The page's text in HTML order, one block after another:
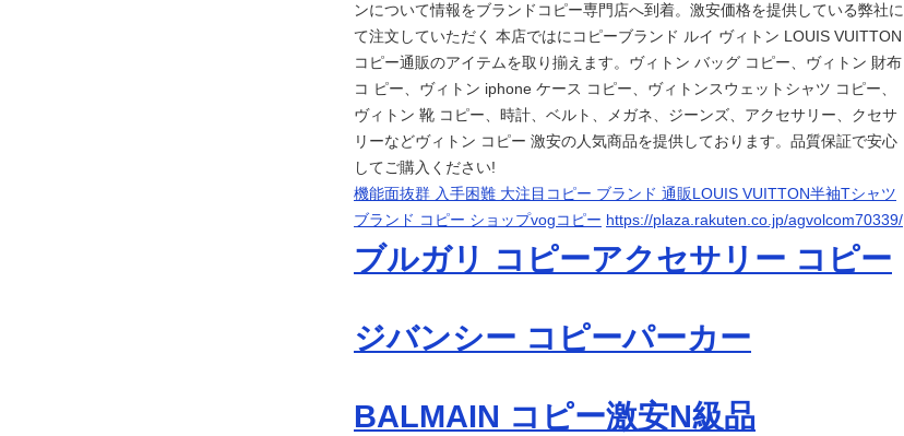
ンについて情報をブランドコピー専門店へ到着。激安価格を提供している弊社に
て注文していただく 本店ではにコピーブランド ルイ ヴィトン LOUIS VUITTON
コピー通販のアイテムを取り揃えます。ヴィトン バッグ コピー、ヴィトン 財布
コ ピー、ヴィトン iphone ケース コピー、ヴィトンスウェットシャツ コピー、
ヴィトン 靴 コピー、時計、ベルト、メガネ、ジーンズ、アクセサリー、クセサ
リーなどヴィトン コピー 激安の人気商品を提供しております。品質保証で安心
してご購入ください!
機能面抜群 入手困難 大注目コピー ブランド 通販LOUIS VUITTON半袖Tシャツ
ブランド コピー ショップvogコピー https://plaza.rakuten.co.jp/agvolcom70339/
ブルガリ コピーアクセサリー コピー
ジバンシー コピーパーカー
BALMAIN コピー激安N級品